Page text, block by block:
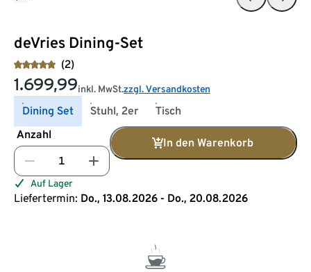
deVries Dining-Set
(2)
1.699,99inkl. MwSt.zzgl. Versandkosten
Dining Set Stuhl, 2er
Tisch
Anzahl
In den Warenkorb
Auf Lager
Liefertermin: Do., 13.08.2026 - Do., 20.08.2026